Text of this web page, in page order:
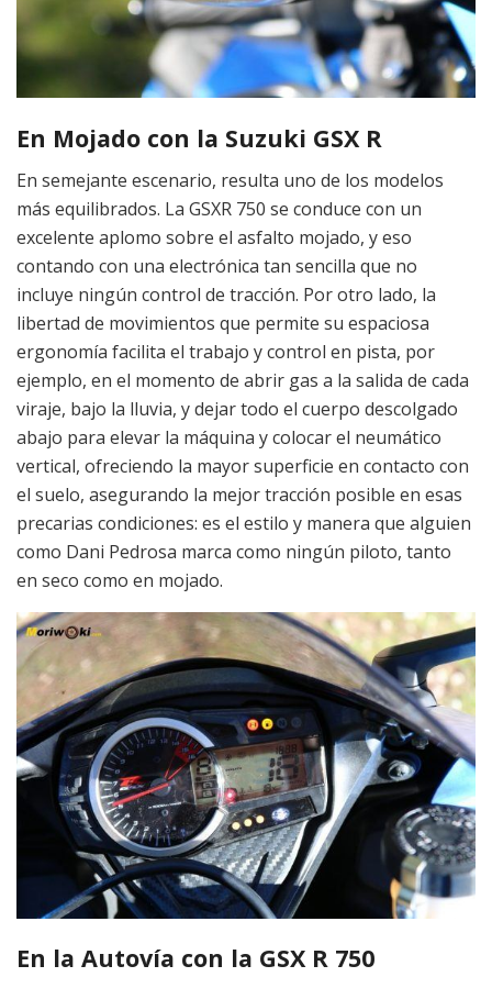
En Mojado con la Suzuki GSX R
En semejante escenario, resulta uno de los modelos
más equilibrados. La GSXR 750 se conduce con un
excelente aplomo sobre el asfalto mojado, y eso
contando con una electrónica tan sencilla que no
incluye ningún control de tracción. Por otro lado, la
libertad de movimientos que permite su espaciosa
ergonomía facilita el trabajo y control en pista, por
ejemplo, en el momento de abrir gas a la salida de cada
viraje, bajo la lluvia, y dejar todo el cuerpo descolgado
abajo para elevar la máquina y colocar el neumático
vertical, ofreciendo la mayor superficie en contacto con
el suelo, asegurando la mejor tracción posible en esas
precarias condiciones: es el estilo y manera que alguien
como Dani Pedrosa marca como ningún piloto, tanto
en seco como en mojado.
En la Autovía con la GSX R 750